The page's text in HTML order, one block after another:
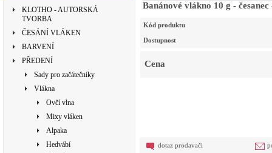
KLOTHO - AUTORSKÁ
TVORBA
ČESÁNÍ VLÁKEN
BARVENÍ
PŘEDENÍ
Sady pro začátečníky
Vlákna
Ovčí vlna
Mixy vláken
Alpaka
Hedvábí
Banánové vlákno 10 g -
Kód produktu
Dostupnost
Cena
dotaz prodavači